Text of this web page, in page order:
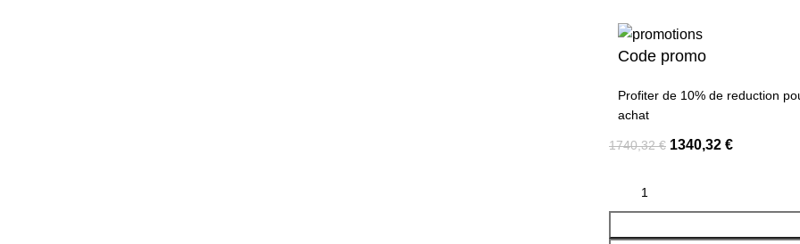
Code promo
Profiter de 10% de reduction
achat
1740,32€ 1340,32 €